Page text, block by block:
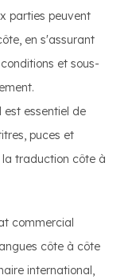
parties peuvent
en s'assurant
et sous-
est essentiel de
puces et
traduction côte à
commercial
côte à côte
international,